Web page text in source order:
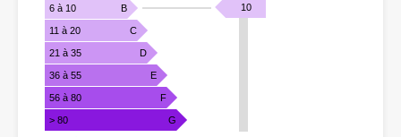
EFFET
DE
SERRE
6 à 10 B
11 à 20 C
21 à 35 D
36 à 55 E
56 à 80 F
> 80 G
10KgéqCO2